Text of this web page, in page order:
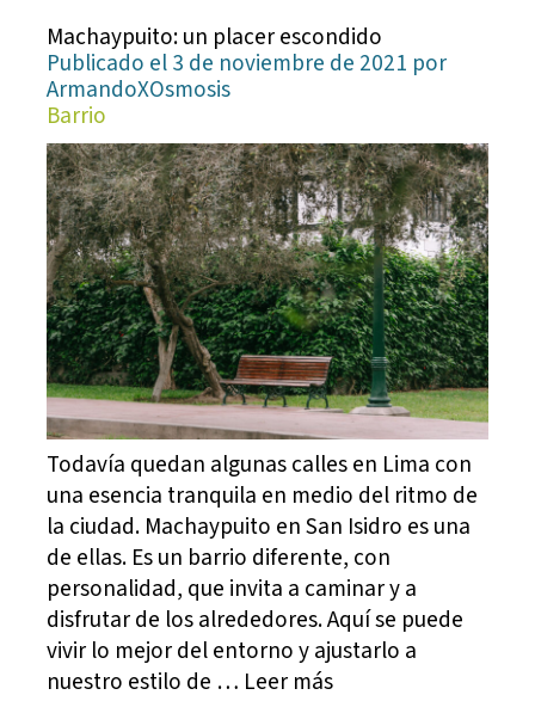
Machaypuito: un placer escondido
Publicado el 3 de noviembre de 2021 por
ArmandoXOsmosis
Barrio
Todavía quedan algunas calles en Lima con
una esencia tranquila en medio del ritmo de
la ciudad. Machaypuito en San Isidro es una
de ellas. Es un barrio diferente, con
personalidad, que invita a caminar y a
disfrutar de los alrededores. Aquí se puede
vivir lo mejor del entorno y ajustarlo a
nuestro estilo de … Leer más